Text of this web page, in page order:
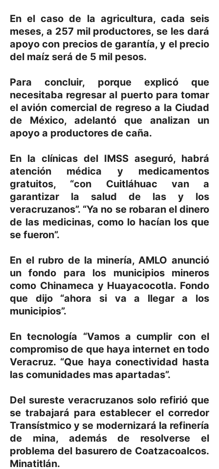
En el caso de la agricultura, cada seis
meses, a 257 mil productores, se les dará
apoyo con precios de garantía, y el precio
del maíz será de 5 mil pesos.
Para concluir, porque explicó que
necesitaba regresar al puerto para tomar
el avión comercial de regreso a la Ciudad
de México, adelantó que analizan un
apoyo a productores de caña.
En la clínicas del IMSS aseguró, habrá
atención médica y medicamentos
gratuitos, “con Cuitláhuac van a
garantizar la salud de las y los
veracruzanos”. “Ya no se robaran el dinero
de las medicinas, como lo hacían los que
se fueron”.
En el rubro de la minería, AMLO anunció
un fondo para los municipios mineros
como Chinameca y Huayacocotla. Fondo
que dijo “ahora si va a llegar a los
municipios”.
En tecnología “Vamos a cumplir con el
compromiso de que haya internet en todo
Veracruz. “Que haya conectividad hasta
las comunidades mas apartadas”.
Del sureste veracruzanos solo refirió que
se trabajará para establecer el corredor
Transístmico y se modernizará la refinería
de mina, además de resolverse el
problema del basurero de Coatzacoalcos.
Minatitlán.